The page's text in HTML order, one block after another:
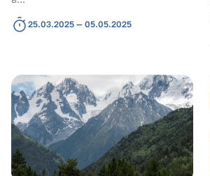
25.03.2025 — 05.05.2025